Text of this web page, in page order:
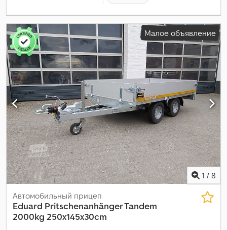
Малое объявление
1 / 8
Автомобильный прицеп
Eduard Pritschenanhänger Tandem
2000kg 250x145x30cm